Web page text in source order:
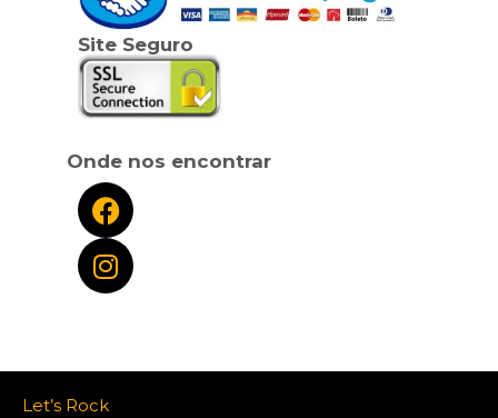
Site Seguro
Onde nos encontrar
Let’s Rock